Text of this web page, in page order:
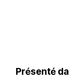
Présenté